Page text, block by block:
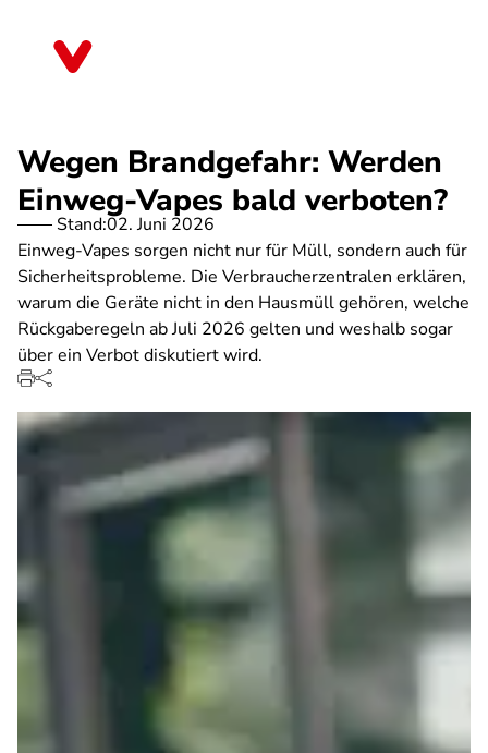
Wegen Brandgefahr: Werden
Einweg-Vapes bald verboten?
Stand:02. Juni 2026
Einweg-Vapes sorgen nicht nur für Müll, sondern auch für
Sicherheitsprobleme. Die Verbraucherzentralen erklären,
warum die Geräte nicht in den Hausmüll gehören, welche
Rückgaberegeln ab Juli 2026 gelten und weshalb sogar
über ein Verbot diskutiert wird.